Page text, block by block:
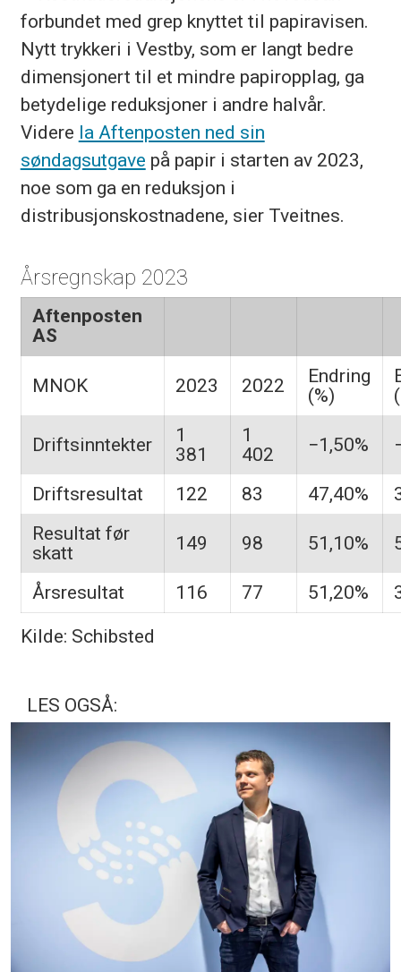
forbundet med grep knyttet til papiravisen.
Nytt trykkeri i Vestby, som er langt bedre
dimensjonert til et mindre papiropplag, ga
betydelige reduksjoner i andre halvår.
Videre la Aftenposten ned sin
søndagsutgave på papir i starten av 2023,
noe som ga en reduksjon i
distribusjonskostnadene, sier Tveitnes.
Årsregnskap 2023
Aftenposten
AS
MNOK 2023 2022
Endring
(%)
Driftsinntekter
1
381
1
402
−1,50%
Driftsresultat 122 83 47,40%
Resultat før
skatt
149 98 51,10%
Årsresultat 116 77 51,20%
Kilde: Schibsted
LES OGSÅ: